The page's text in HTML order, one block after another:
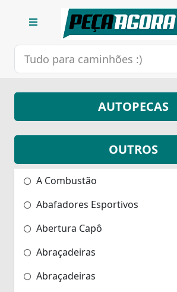
AUTOPECAS
OUTROS
A Combustão
Abafadores Esportivos
Abertura Capô
Abraçadeiras
Abraçadeiras